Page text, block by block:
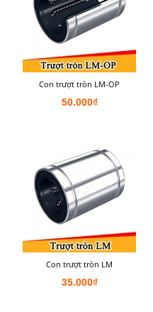
Con trượt tròn LM-OP
50.000₫
Con trượt tròn LM
35.000₫